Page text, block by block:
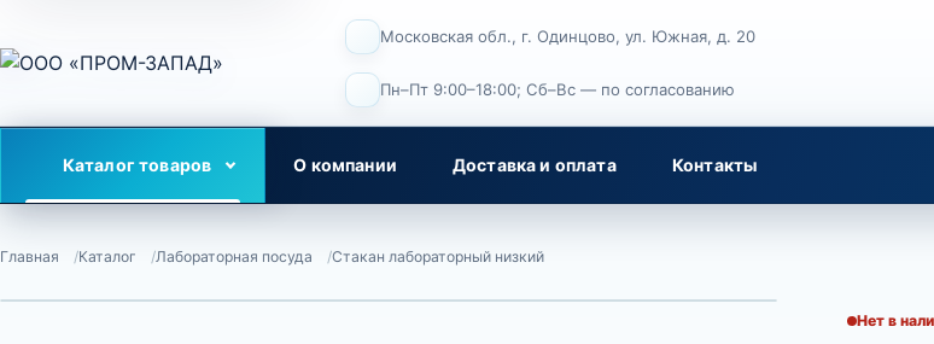
Московская обл., г. Одинцово, ул. Южная, д. 20
Пн–Пт 9:00–18:00; Сб–Вс — по согласованию
Каталог товаров О компании Доставка и оплата Контакты
Главная Каталог Лабораторная посуда Стакан лабораторный низкий
← →
Нет в